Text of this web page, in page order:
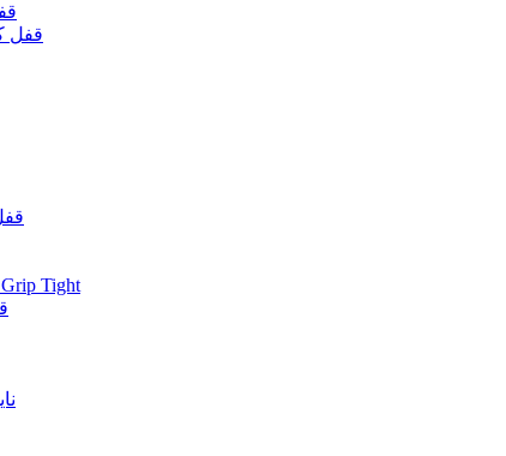
قفل
قفل مدارشکن محکم Grip Tight